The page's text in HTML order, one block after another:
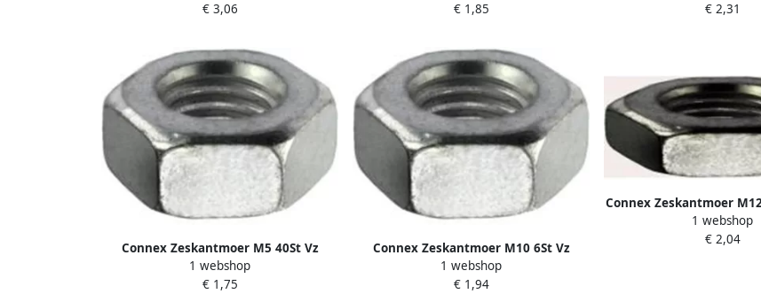
€ 3,06
€ 1,85
€ 2,31
Connex Zeskantmoer M5 40St Vz
KY4220005
1 webshop
€ 1,75
Connex Zeskantmoer M10 6St Vz
KY4220010
1 webshop
€ 1,94
Connex Zeskantmoer
Vz KY4221012
1 webshop
€ 2,04